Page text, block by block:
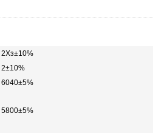
2Хз±10%
2±10%
6040±5%
5800±5%